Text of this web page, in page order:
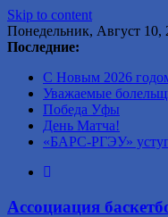
Skip to content
Понедельник, Август 10,
Последние:
С Новым 2026
Уважаемые
Победа Уфы
День Матча!
«БАРС-РГЭУ»
Ассоциация